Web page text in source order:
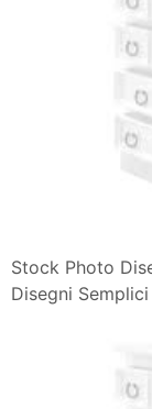
Stock Photo
Disegni Semplici